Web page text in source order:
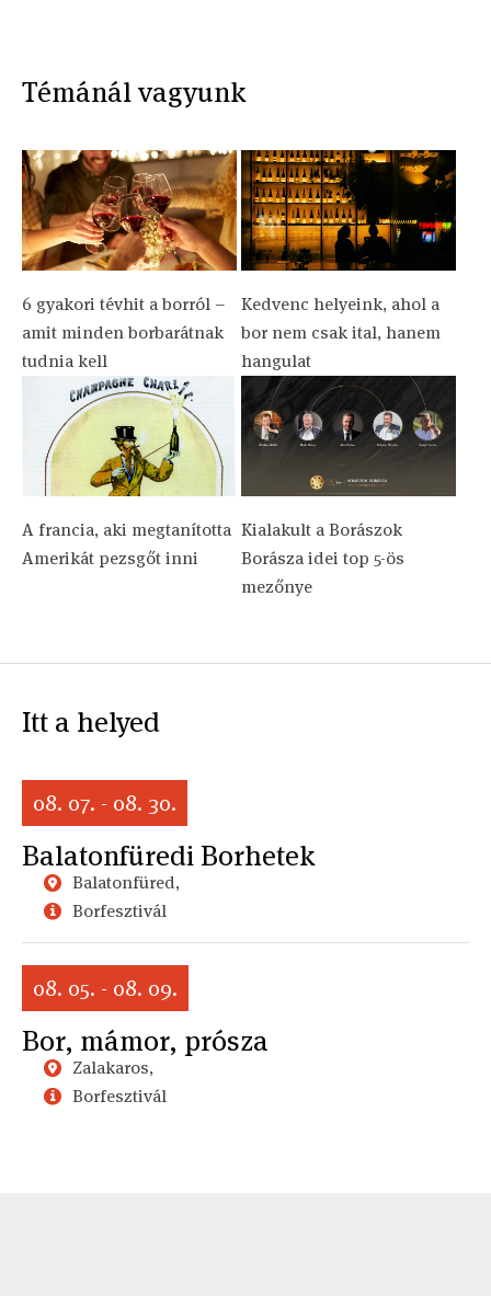
Témánál vagyunk
6 gyakori tévhit a borról –
amit minden borbarátnak
tudnia kell
Kedvenc helyeink, ahol a
bor nem csak ital, hanem
hangulat
A francia, aki megtanította
Amerikát pezsgőt inni
Kialakult a Borászok
Borásza idei top 5-ös
mezőnye
Itt a helyed
08. 07. - 08. 30.
Balatonfüredi Borhetek
Balatonfüred,
Borfesztivál
08. 05. - 08. 09.
Bor, mámor, prósza
Zalakaros,
Borfesztivál